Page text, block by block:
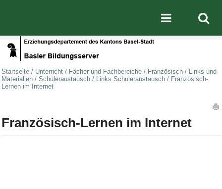
Mobile
Startseite / Unterricht / Fächer und Fachbereiche / Französisch /
Links und
Materialien / Schüleraustausch / Links Schüleraustausch / Französisch-
Lernen im Internet
Französisch-Lernen im Internet